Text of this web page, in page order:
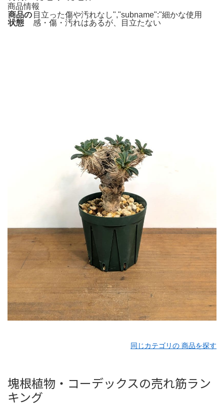
商品情報
商品の
状態
目立った傷や汚れなし","subname":"細かな使用
感・傷・汚れはあるが、目立たない
同じカテゴリの 商品を探す
塊根植物・コーデックスの売れ筋ラン
キング